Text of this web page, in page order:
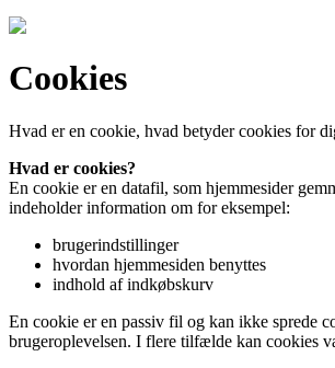
Cookies
Hvad er en cookie, hvad betyder cookies for
Hvad er cookies?
En cookie er en datafil, som hjemmesider
indeholder information om for eksempel:
brugerindstillinger
hvordan hjemmesiden benyttes
indhold af indkøbskurv
En cookie er en passiv fil og kan ikke sprede
brugeroplevelsen. I flere tilfælde kan cookies